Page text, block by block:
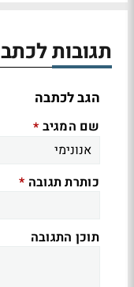
תגובות
הגב לכתבה
שם המגיב *
כותרת תגובה *
תוכן התגובה